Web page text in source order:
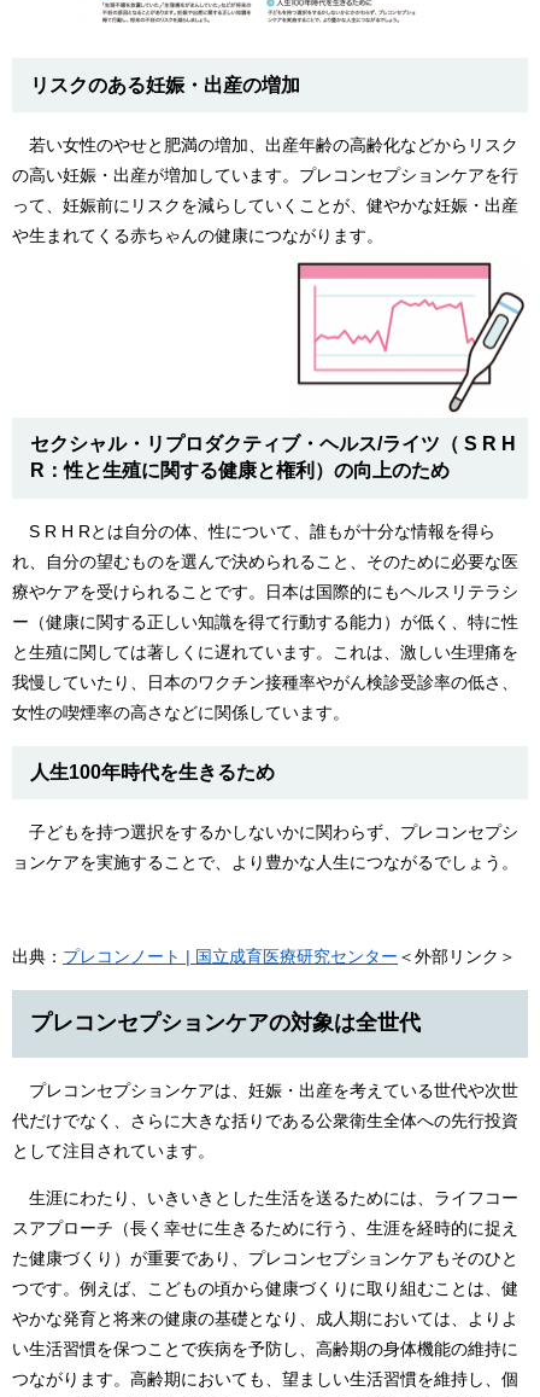
リスクのある妊娠・出産の増加
若い女性のやせと肥満の増加、出産年齢の高齢化などからリスク
の高い妊娠・出産が増加しています。プレコンセプションケアを行
って、妊娠前にリスクを減らしていくことが、健やかな妊娠・出産
や生まれてくる赤ちゃんの健康につながります。
セクシャル・リプロダクティブ・ヘルス/ライツ（ S R H
R：性と生殖に関する健康と権利）の向上のため
S R H Rとは自分の体、性について、誰もが十分な情報を得ら
れ、自分の望むものを選んで決められること、そのために必要な医
療やケアを受けられることです。日本は国際的にもヘルスリテラシ
ー（健康に関する正しい知識を得て行動する能力）が低く、特に性
と生殖に関しては著しくに遅れています。これは、激しい生理痛を
我慢していたり、日本のワクチン接種率やがん検診受診率の低さ、
女性の喫煙率の高さなどに関係しています。
人生100年時代を生きるため
子どもを持つ選択をするかしないかに関わらず、プレコンセプシ
ョンケアを実施することで、より豊かな人生につながるでしょう。
出典： プレコンノート | 国立成育医療研究センター ＜外部リンク＞
プレコンセプションケアの対象は全世代
プレコンセプションケアは、妊娠・出産を考えている世代や次世
代だけでなく、さらに大きな括りである公衆衛生全体への先行投資
として注目されています。
生涯にわたり、いきいきとした生活を送るためには、ライフコー
スアプローチ（長く幸せに生きるために行う、生涯を経時的に捉え
た健康づくり）が重要であり、プレコンセプションケアもそのひと
つです。例えば、こどもの頃から健康づくりに取り組むことは、健
やかな発育と将来の健康の基礎となり、成人期においては、よりよ
い生活習慣を保つことで疾病を予防し、高齢期の身体機能の維持に
つながります。高齢期においても、望ましい生活習慣を維持し、個